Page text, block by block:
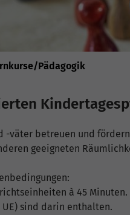
Pädagogik
-väter betreuen und
geeigneten
à 45
sind darin enthalten.